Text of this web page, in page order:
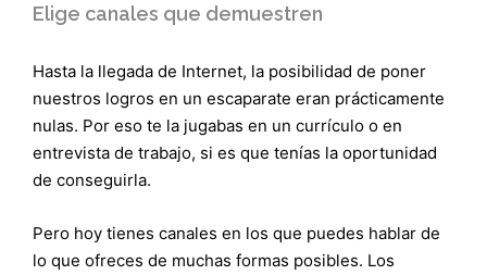
Elige canales que demuestren
Hasta la llegada de Internet, la posibilidad de poner
nuestros logros en un escaparate eran prácticamente
nulas. Por eso te la jugabas en un currículo o en
entrevista de trabajo, si es que tenías la oportunidad
de conseguirla.
Pero hoy tienes canales en los que puedes hablar de
lo que ofreces de muchas formas posibles. Los